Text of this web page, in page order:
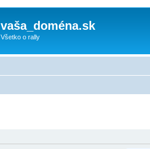
vaša_doména.sk
Všetko o rally